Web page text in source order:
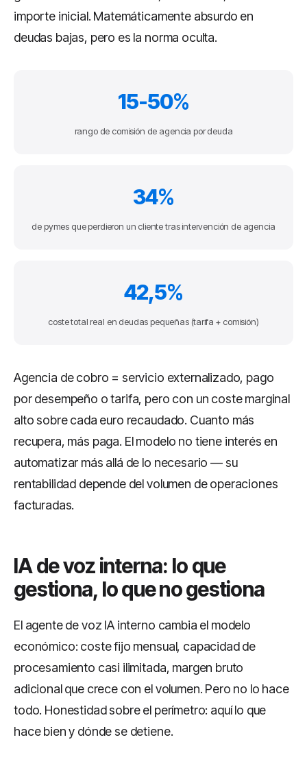
importe inicial. Matemáticamente absurdo en
deudas bajas, pero es la norma oculta.
15-50%
rango de comisión de agencia por deuda
34%
de pymes que perdieron un cliente tras intervención de agencia
42,5%
coste total real en deudas pequeñas (tarifa + comisión)
Agencia de cobro = servicio externalizado, pago
por desempeño o tarifa, pero con un coste marginal
alto sobre cada euro recaudado. Cuanto más
recupera, más paga. El modelo no tiene interés en
automatizar más allá de lo necesario — su
rentabilidad depende del volumen de operaciones
facturadas.
IA de voz interna: lo que
gestiona, lo que no gestiona
El agente de voz IA interno cambia el modelo
económico: coste fijo mensual, capacidad de
procesamiento casi ilimitada, margen bruto
adicional que crece con el volumen. Pero no lo hace
todo. Honestidad sobre el perímetro: aquí lo que
hace bien y dónde se detiene.